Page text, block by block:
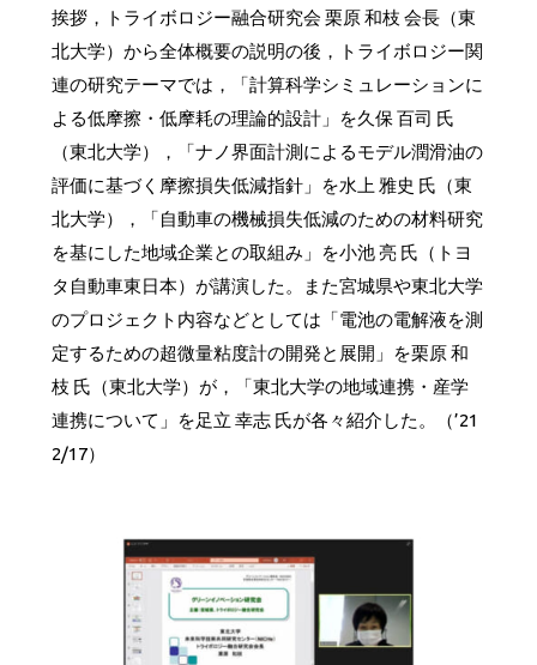
挨拶，トライボロジー融合研究会 栗原 和枝 会長（東
北大学）から全体概要の説明の後，トライボロジー関
連の研究テーマでは，「計算科学シミュレーションに
よる低摩擦・低摩耗の理論的設計」を久保 百司 氏
（東北大学），「ナノ界面計測によるモデル潤滑油の
評価に基づく摩擦損失低減指針」を水上 雅史 氏（東
北大学），「自動車の機械損失低減のための材料研究
を基にした地域企業との取組み」を小池 亮 氏（トヨ
タ自動車東日本）が講演した。また宮城県や東北大学
のプロジェクト内容などとしては「電池の電解液を測
定するための超微量粘度計の開発と展開」を栗原 和
枝 氏（東北大学）が，「東北大学の地域連携・産学
連携について」を足立 幸志 氏が各々紹介した。（’21
2/17）